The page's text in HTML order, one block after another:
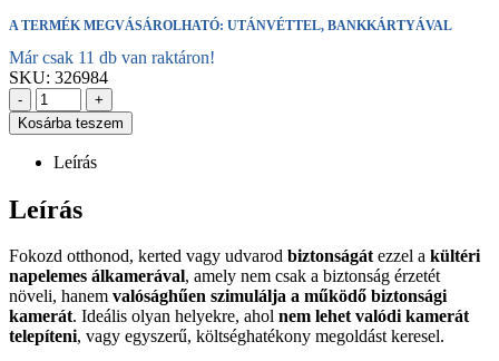
A TERMÉK MEGVÁSÁROLHATÓ: UTÁNVÉTTEL, BANKKÁRTYÁVAL
Már csak 11 db van raktáron!
SKU: 326984
-
+
Kosárba teszem
Leírás
Leírás
Fokozd otthonod, kerted vagy udvarod biztonságátezzel a kültéri
napelemes álkamerával, amely nem csak a biztonság érzetét
növeli, hanem valósághűen szimulálja a működő biztonsági
kamerát. Ideális olyan helyekre, ahol nem lehet valódi kamerát
telepíteni, vagy egyszerű, költséghatékony megoldást keresel.